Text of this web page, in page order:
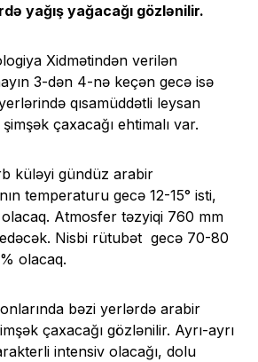
yağış yağacağı gözlənilir.
Xidmətindən verilən
3-dən 4-nə keçən gecə isə
qısamüddətli leysan
çaxacağı ehtimalı var.
küləyi gündüz arabir
temperaturu gecə 12-15° isti,
Atmosfer təzyiqi 760 mm
Nisbi rütubət gecə 70-80
olacaq.
bəzi yerlərdə arabir
çaxacağı gözlənilir. Ayrı-ayrı
intensiv olacağı, dolu